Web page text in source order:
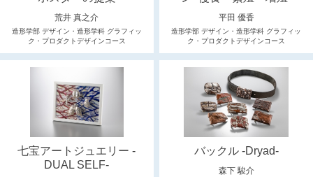
荒井 真之介
造形学部 デザイン・造形学科 グラフィッ
ク・プロダクトデザインコース
平田 優香
造形学部 デザイン・造形学科 グラフィッ
ク・プロダクトデザインコース
七宝アートジュエリー -
DUAL SELF-
バックル -Dryad-
森下 駿介